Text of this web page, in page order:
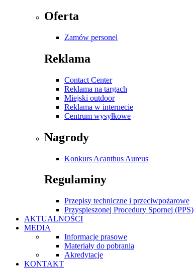
Oferta
Zamów personel
Reklama
Contact Center
Reklama na targach
Miejski outdoor
Reklama w internecie
Centrum wysyłkowe
Nagrody
Konkurs Acanthus Aureus
Regulaminy
Przepisy techniczne i przeciwpożarowe
Przyspieszonej Procedury Spornej (PPS)
AKTUALNOŚCI
MEDIA
Informacje prasowe
Materiały do pobrania
Akredytacje
KONTAKT